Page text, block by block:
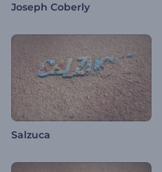
Joseph Coberly
Salzuca